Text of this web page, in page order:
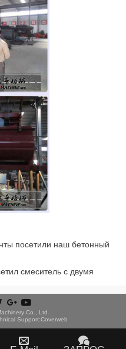
посетили наш бетонный
смеситель с двумя
Co., Ltd.
Support:Coverweb